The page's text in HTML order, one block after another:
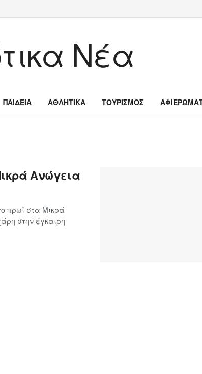
ΠΑΙΔΕΙΑ ΑΘΛΗΤΙΚΑ ΤΟΥΡΙΣΜΟΣ
Ανώγεια
πρωί στα Μικρά
στην έγκαιρη